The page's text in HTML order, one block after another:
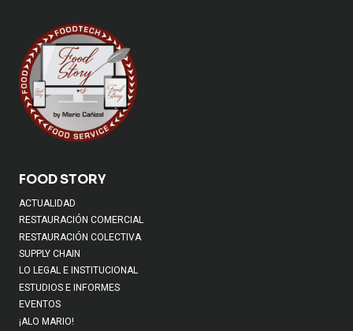
FOOD STORY
ACTUALIDAD
RESTAURACIÓN COMERCIAL
RESTAURACIÓN COLECTIVA
SUPPLY CHAIN
LO LEGAL E INSTITUCIONAL
ESTUDIOS E INFORMES
EVENTOS
¡ALO MARIO!